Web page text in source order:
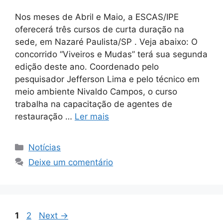
Nos meses de Abril e Maio, a ESCAS/IPE
oferecerá três cursos de curta duração na
sede, em Nazaré Paulista/SP . Veja abaixo: O
concorrido “Viveiros e Mudas” terá sua segunda
edição deste ano. Coordenado pelo
pesquisador Jefferson Lima e pelo técnico em
meio ambiente Nivaldo Campos, o curso
trabalha na capacitação de agentes de
restauração … Ler mais
Notícias
Deixe um comentário
1 2 Next →